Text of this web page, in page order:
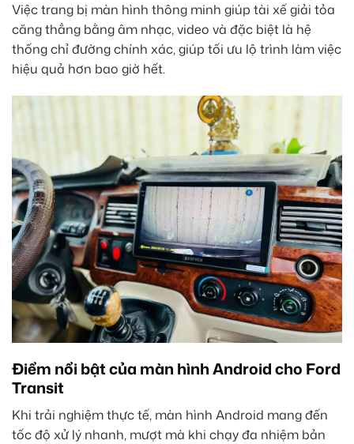
Việc trang bị màn hình thông minh giúp tài xế giải tỏa
căng thẳng bằng âm nhạc, video và đặc biệt là hệ
thống chỉ đường chính xác, giúp tối ưu lộ trình làm việc
hiệu quả hơn bao giờ hết.
Điểm nổi bật của màn hình Android cho Ford
Transit
Khi trải nghiệm thực tế, màn hình Android mang đến
tốc độ xử lý nhanh, mượt mà khi chạy đa nhiệm bản